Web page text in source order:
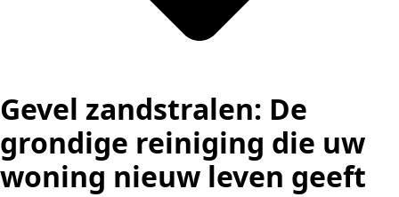
Gevel zandstralen: De
grondige reiniging die uw
woning nieuw leven geeft